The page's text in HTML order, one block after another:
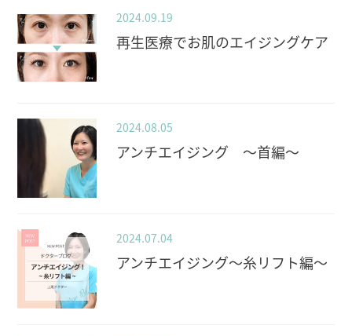
2024.09.19
再生医療でお肌のエイジングケア
2024.08.05
アンチエイジング 〜首編〜
2024.07.04
アンチエイジング〜糸リフト編〜